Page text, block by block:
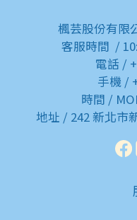
楓芸股份有限
客服時間 /
電話 /
手機 /
時間 /
地址 / 242 新北市